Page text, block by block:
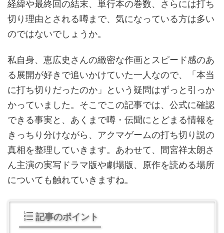
経緯や最終回の結末、単行本の巻数、さらには打ち
切り理由とされる噂まで、気になっている方は多い
のではないでしょうか。
私自身、恵広史さんの緻密な作画とスピード感のあ
る展開が好きで追いかけていた一人なので、「本当
に打ち切りだったのか」という疑問はずっと引っか
かっていました。そこでこの記事では、公式に確認
できる事実と、あくまで噂・伝聞にとどまる情報を
きっちり分けながら、アクマゲームの打ち切り説の
真相を整理していきます。あわせて、間宮祥太朗さ
ん主演の実写ドラマ版や劇場版、原作を読める場所
についても触れていきますね。
記事のポイント